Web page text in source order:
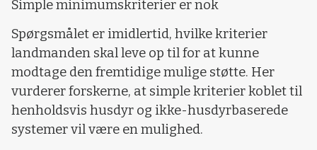
Simple minimumskriterier er nok
Spørgsmålet er imidlertid, hvilke kriterier
landmanden skal leve op til for at kunne
modtage den fremtidige mulige støtte. Her
vurderer forskerne, at simple kriterier koblet til
henholdsvis husdyr og ikke-husdyrbaserede
systemer vil være en mulighed.